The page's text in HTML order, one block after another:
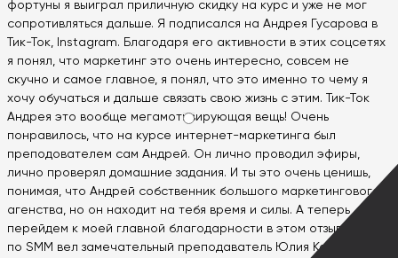
фортуны я выиграл приличную скидку на курс и уже не мог
сопротивляться дальше. Я подписался на Андрея Гусарова в
Тик-Ток, Instagram. Благодаря его активности в этих соцсетях
я понял, что маркетинг это очень интересно, совсем не
скучно и самое главное, я понял, что это именно то чему я
хочу обучаться и дальше связать свою жизнь с этим. Тик-Ток
Андрея это вообще мегамотивирующая вещь! Очень
понравилось, что на курсе интернет-маркетинга был
преподователем сам Андрей. Он лично проводил эфиры,
лично проверял домашние задания. И ты это очень ценишь,
понимая, что Андрей собственник большого маркетингового
агенства, но он находит на тебя время и силы. А теперь
перейдем к моей главной благодарности в этом отзыве. Курс
по SMM вел замечательный преподаватель Юлия Казаровец. И